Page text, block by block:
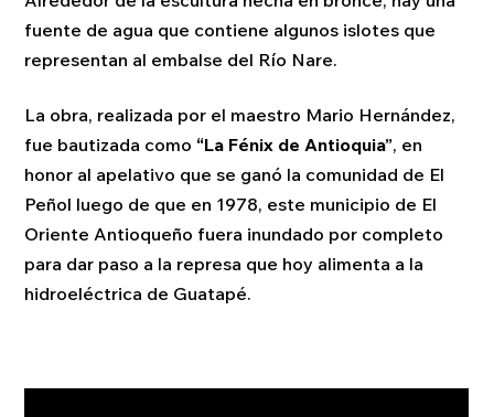
fuente de agua que contiene algunos islotes que
representan al embalse del Río Nare.
La obra, realizada por el maestro Mario Hernández,
fue bautizada como “La Fénix de Antioquia”, en
honor al apelativo que se ganó la comunidad de El
Peñol luego de que en 1978, este municipio de El
Oriente Antioqueño fuera inundado por completo
para dar paso a la represa que hoy alimenta a la
hidroeléctrica de Guatapé.